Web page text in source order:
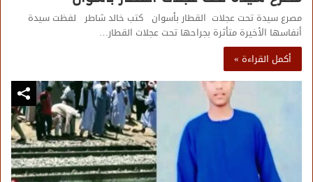
مصرع سيدة تحت عجلات القطار بأسوان كتب خالد شاطر لفظت سيدة
أنفاسها الأخيرة متأثرة بجراحها تحت عجلات القطار…
أكمل القراءة »